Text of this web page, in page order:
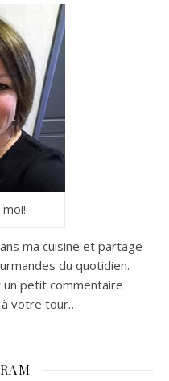
moi!
ma cuisine et partage
du quotidien.
un petit commentaire
votre tour…